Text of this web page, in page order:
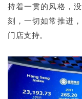
持着一贯的风格，
刻，一切如常推进
门店支持。